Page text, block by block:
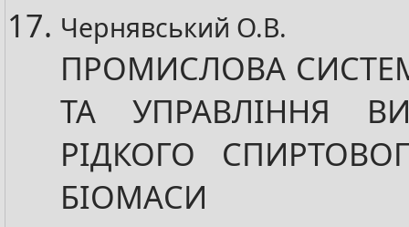
Чернявський О.В.
ПРОМИСЛОВА
ТА УПРАВЛІННЯ
РІДКОГО
БІОМАСИ